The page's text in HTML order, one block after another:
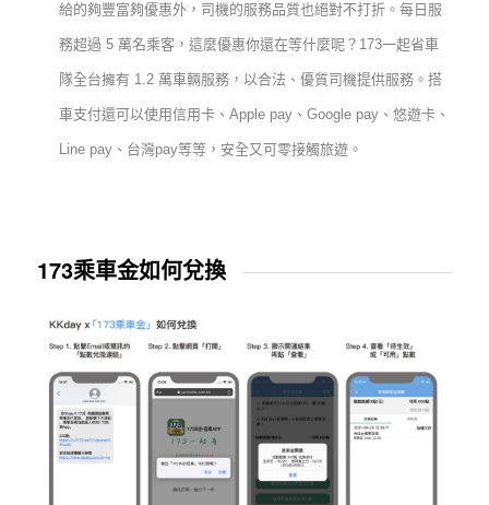
給的夠豐富夠優惠外，司機的服務品質也絕對不打折。每日服
務超過 5 萬名乘客，這麼優惠你還在等什麼呢？173一起省車
隊全台擁有 1.2 萬車輛服務，以合法、優質司機提供服務。搭
車支付還可以使用信用卡、Apple pay、Google pay、悠遊卡、
Line pay、台灣pay等等，安全又可零接觸旅遊。
173乘車金如何兌換